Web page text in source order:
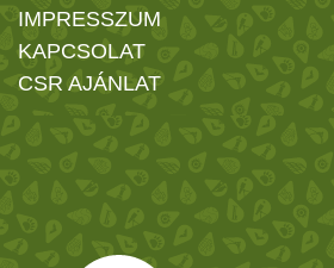
IMPRESSZUM
KAPCSOLAT
CSR AJÁNLAT